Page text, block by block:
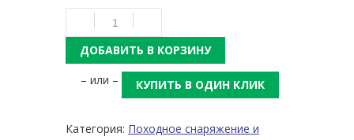
УБ.
ДОБАВИТЬ В КОРЗИНУ
– или –
КУПИТЬ В ОДИН КЛИК
Категория: Походное снаряжение и